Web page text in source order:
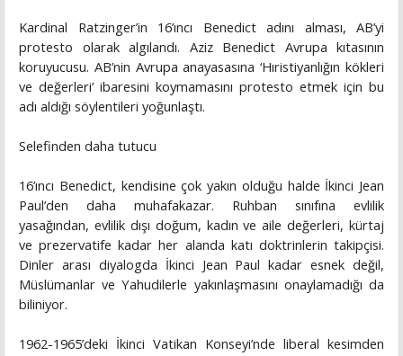
Kardinal Ratzinger’in 16’ıncı Benedict adını alması, AB’yi
protesto olarak algılandı. Aziz Benedict Avrupa kıtasının
koruyucusu. AB’nin Avrupa anayasasına ‘Hıristiyanlığın kökleri
ve değerleri’ ibaresini koymamasını protesto etmek için bu
adı aldığı söylentileri yoğunlaştı.
Selefinden daha tutucu
16’ıncı Benedict, kendisine çok yakın olduğu halde İkinci Jean
Paul’den daha muhafakazar. Ruhban sınıfına evlilik
yasağından, evlilik dışı doğum, kadın ve aile değerleri, kürtaj
ve prezervatife kadar her alanda katı doktrinlerin takipçisi.
Dinler arası diyalogda İkinci Jean Paul kadar esnek değil,
Müslümanlar ve Yahudilerle yakınlaşmasını onaylamadığı da
biliniyor.
1962-1965’deki İkinci Vatikan Konseyi’nde liberal kesimden